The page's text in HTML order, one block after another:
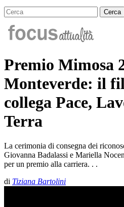
Premio Mimosa
Monteverde: il
collega Pace,
Terra
La cerimonia di consegna dei
Giovanna Badalassi e Mariella
per un premio alla carriera. . .
di Tiziana Bartolini